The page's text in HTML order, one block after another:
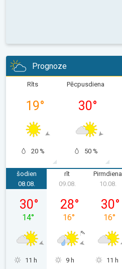
Prognoze
Rīts
19°
20 %
Pēcpusdiena
30°
50 %
šodien
sestdiena, 08.08.
08.08.
30°
14°
11 h
rīt
09.08.
28°
16°
9 h
Pirmdiena
10.08.
30°
16°
11 h